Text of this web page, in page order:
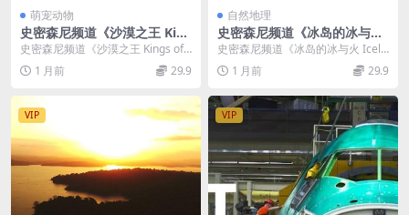
萌宠动物
史密森尼频道《沙漠之王 Kin
gs of the Desert 2020》英语
中英双字 无水印纯净版 1080
P/MKV/2.4G 非洲沙漠狮
史密森尼频道《沙漠之王 Kings of t
he Desert 2020》介绍 ...
1 月前 29.9
自然地理
史密森尼频道《冰岛的冰与火
Iceland’s Fire and Ice 202
0》英语中英双字 无水印纯净
版 1080P/MKV/3.39G 冰岛自
史密森尼频道《冰岛的冰与火 Icela
nd’s Fire and I...
1 月前 29.9
VIP VIP